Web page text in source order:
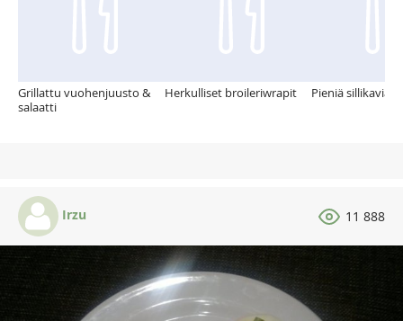
Grillattu vuohenjuusto &
salaatti
Herkulliset broileriwrapit Pieniä
Irzu 11 888